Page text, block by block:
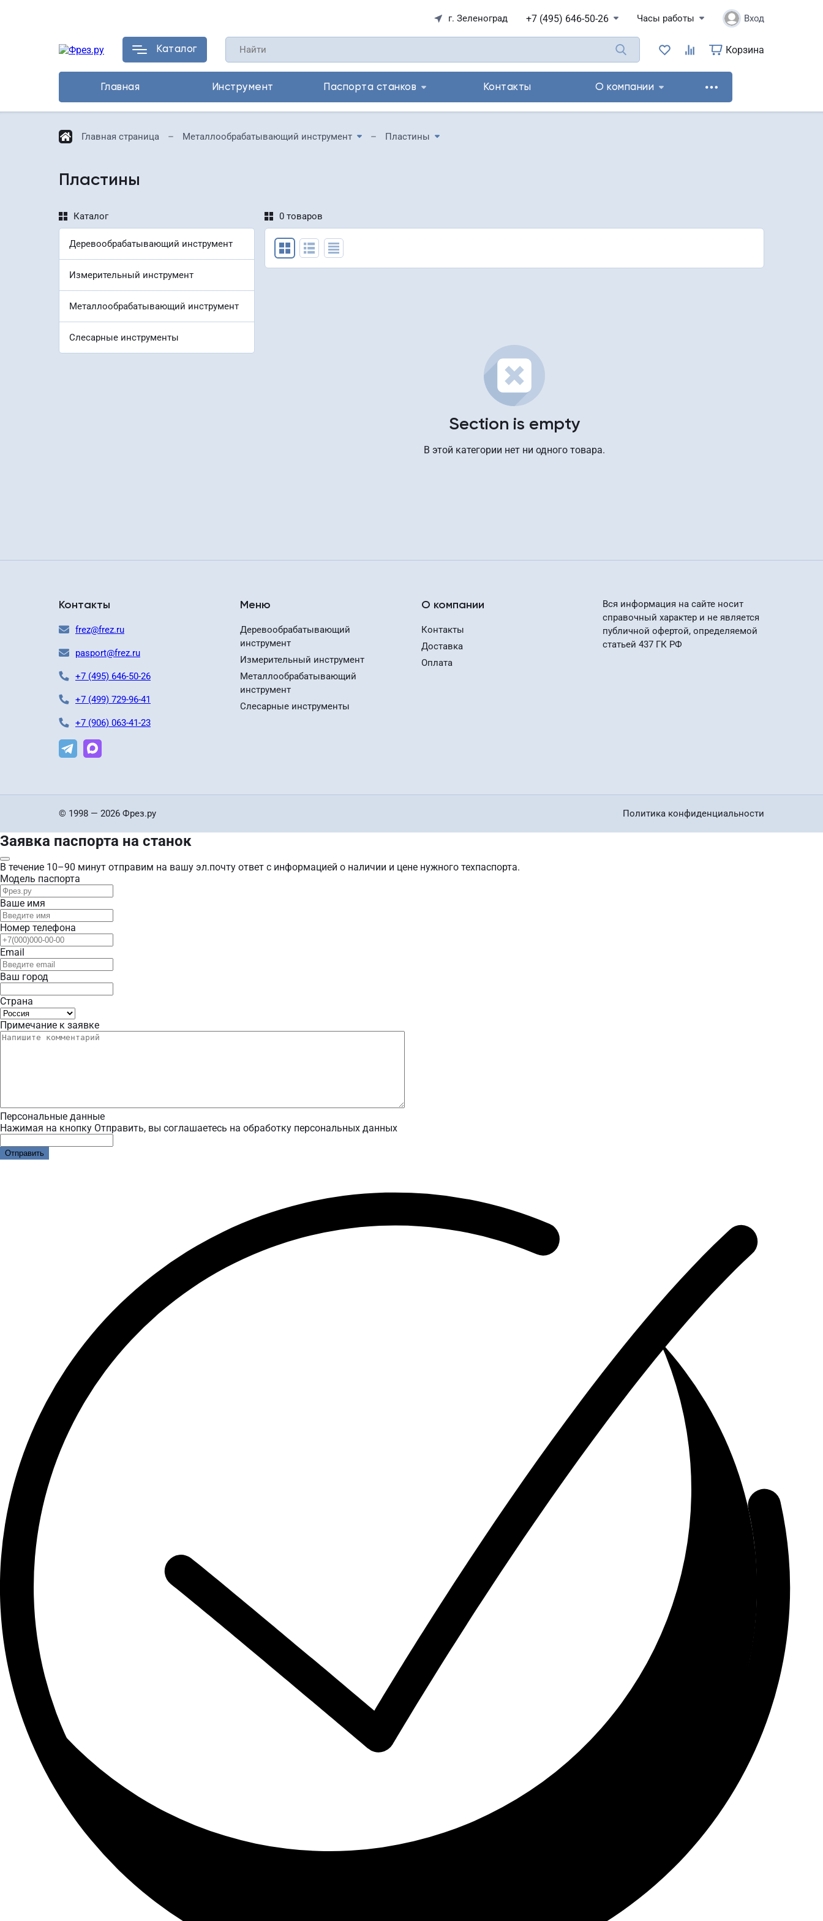
г. Зеленоград +7 (495) 646-50-26 Часы работы Вход
Каталог Корзина
Главная Инструмент Паспорта станков Контакты О компании
Корзина
Главная страница Металлообрабатывающий инструмент Пластины
Пластины
Каталог
Деревообрабатывающий инструмент
Измерительный инструмент
Металлообрабатывающий инструмент
Слесарные инструменты
0 товаров
Section is empty
В этой категории нет ни одного товара.
Контакты
frez@frez.ru
pasport@frez.ru
+7 (495) 646-50-26
+7 (499) 729-96-41
+7 (906) 063-41-23
Меню
Деревообрабатывающий
инструмент
Измерительный инструмент
Металлообрабатывающий
инструмент
Слесарные инструменты
О компании
Контакты
Доставка
Оплата
Вся информация на сайте носит
справочный характер и не является
публичной офертой, определяемой
статьей 437 ГК РФ
© 1998 — 2026 Фрез.ру Политика конфиденциальности
Заявка паспорта на станок
В течение 10–90 минут отправим на вашу эл.почту ответ с информацией о наличии и цене нужного техпаспорта.
Модель паспорта
Ваше имя
Номер телефона
Email
Ваш город
Страна
Примечание к заявке
Персональные данные
Нажимая на кнопку Отправить, вы соглашаетесь на обработку персональных данных
Отправить